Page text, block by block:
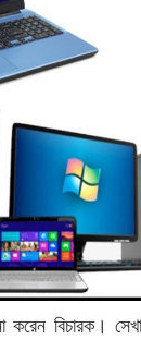
করেন বিচারক।